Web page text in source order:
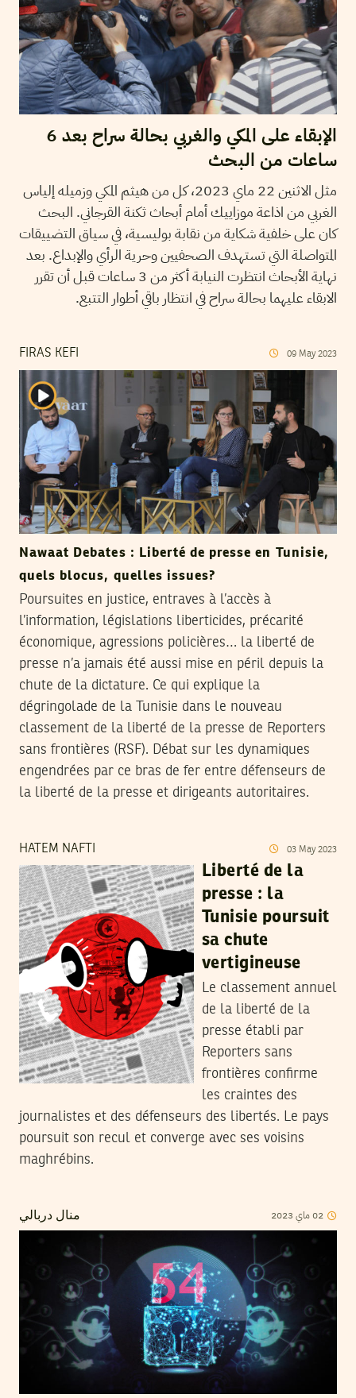
الإبقاء على المكي والغربي بحالة سراح بعد 6
ساعات من البحث
مثل الاثنين 22 ماي 2023، كل من هيثم المكي وزميله إلياس
الغربي من اذاعة موزاييك أمام أبحاث ثكنة القرجاني. البحث
كان على خلفية شكاية من نقابة بوليسية، في سياق التضييقات
المتواصلة التي تستهدف الصحفيين وحرية الرأي والإبداع. بعد
نهاية الأبحاث انتظرت النيابة أكثر من 3 ساعات قبل أن تقرر
الابقاء عليهما بحالة سراح في انتظار باقي أطوار التتبع.
FIRAS KEFI 09 May 2023
Nawaat Debates : Liberté de presse en Tunisie,
quels blocus, quelles issues?
Poursuites en justice, entraves à l’accès à
l’information, législations liberticides, précarité
économique, agressions policières… la liberté de
presse n’a jamais été aussi mise en péril depuis la
chute de la dictature. Ce qui explique la
dégringolade de la Tunisie dans le nouveau
classement de la liberté de la presse de Reporters
sans frontières (RSF). Débat sur les dynamiques
engendrées par ce bras de fer entre défenseurs de
la liberté de la presse et dirigeants autoritaires.
HATEM NAFTI 03 May 2023
Liberté de la
presse : la
Tunisie poursuit
sa chute
vertigineuse
Le classement annuel
de la liberté de la
presse établi par
Reporters sans
frontières confirme
les craintes des
journalistes et des défenseurs des libertés. Le pays
poursuit son recul et converge avec ses voisins
maghrébins.
منال دربالي 02ماي 2023